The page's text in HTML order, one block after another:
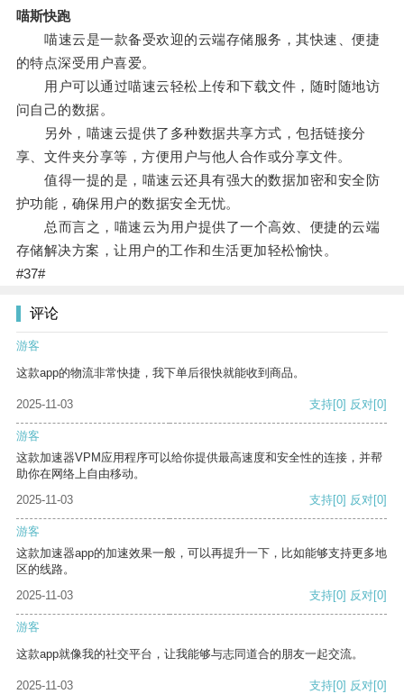
喵斯快跑
喵速云是一款备受欢迎的云端存储服务，其快速、便捷
的特点深受用户喜爱。
用户可以通过喵速云轻松上传和下载文件，随时随地访
问自己的数据。
另外，喵速云提供了多种数据共享方式，包括链接分
享、文件夹分享等，方便用户与他人合作或分享文件。
值得一提的是，喵速云还具有强大的数据加密和安全防
护功能，确保用户的数据安全无忧。
总而言之，喵速云为用户提供了一个高效、便捷的云端
存储解决方案，让用户的工作和生活更加轻松愉快。
#37#
评论
游客
这款app的物流非常快捷，我下单后很快就能收到商品。
2025-11-03 支持[0] 反对[0]
游客
这款加速器VPM应用程序可以给你提供最高速度和安全性的连接，并帮
助你在网络上自由移动。
2025-11-03
支持[0] 反对[0]
游客
这款加速器app的加速效果一般，可以再提升一下，比如能够支持更多地
区的线路。
2025-11-03
支持[0] 反对[0]
游客
这款app就像我的社交平台，让我能够与志同道合的朋友一起交流。
2025-11-03 支持[0] 反对[0]